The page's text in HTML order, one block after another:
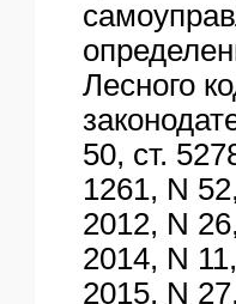
Лесного
50, ст.
1261, N
2012, N
2014, N
2015, N